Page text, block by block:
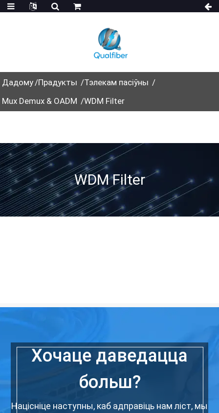
Дадому Прадукты
Тэлекам пасіўны
Mux Demux & OADM
WDM Filter
WDM Filter
Хочаце даведацца
больш?
Націсніце наступны, каб адправіць нам ліст, мы